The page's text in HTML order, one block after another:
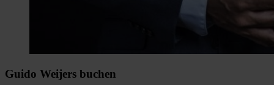
Guido Weijers buchen